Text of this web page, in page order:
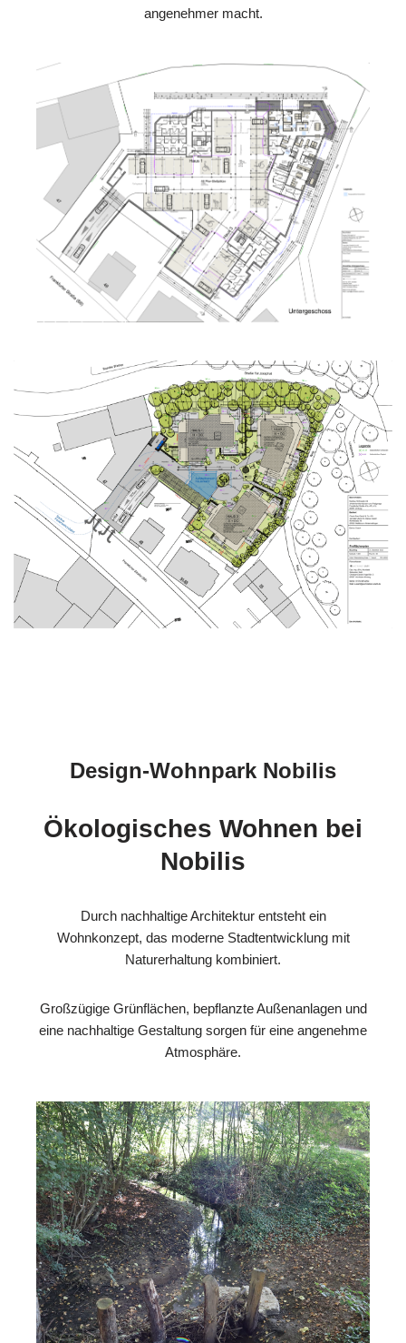
angenehmer macht.
Design-Wohnpark Nobilis
Ökologisches Wohnen bei
Nobilis
Durch nachhaltige Architektur entsteht ein
Wohnkonzept, das moderne Stadtentwicklung mit
Naturerhaltung kombiniert.
Großzügige Grünflächen, bepflanzte Außenanlagen und
eine nachhaltige Gestaltung sorgen für eine angenehme
Atmosphäre.